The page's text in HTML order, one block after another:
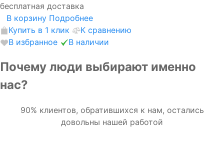
бесплатная доставка
В корзину Подробнее
Купить в 1 клик
К сравнению
В избранное
В наличии
Почему люди выбирают именно
нас?
90% клиентов, обратившихся к нам, остались
довольны нашей работой